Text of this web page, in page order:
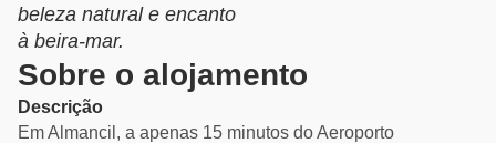
beleza natural e encanto
à beira-mar.
Sobre o alojamento
Descrição
Em Almancil, a apenas 15 minutos do Aeroporto